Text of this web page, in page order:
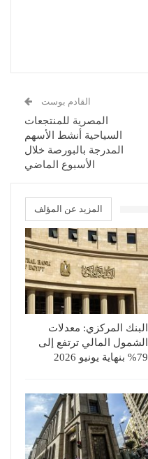
القادم بوست
المصرية للمنتجعات
السياحية أنشط الأسهم
المدرجة بالبورصة خلال
الأسبوع الماضي
المزيد عن المؤلف
البنك المركزي: معدلات
الشمول المالي ترتفع إلى
79% بنهاية يونيو 2026